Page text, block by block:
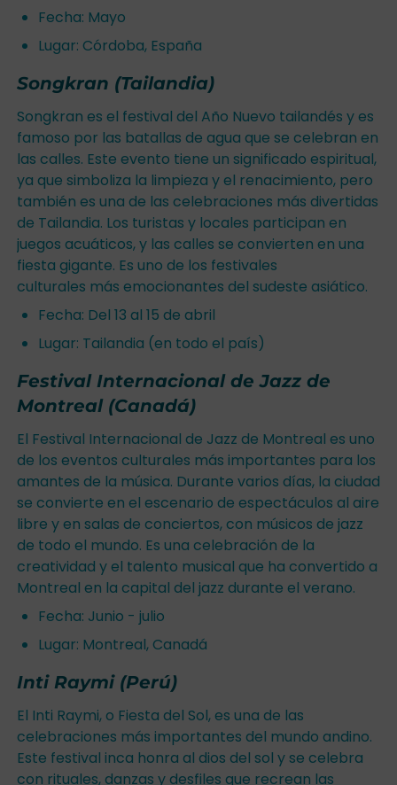
Fecha: Mayo
Lugar: Córdoba, España
Songkran (Tailandia)
Songkran es el festival del Año Nuevo tailandés y es
famoso por las batallas de agua que se celebran en
las calles. Este evento tiene un significado espiritual,
ya que simboliza la limpieza y el renacimiento, pero
también es una de las celebraciones más divertidas
de Tailandia. Los turistas y locales participan en
juegos acuáticos, y las calles se convierten en una
fiesta gigante. Es uno de los festivales
culturales más emocionantes del sudeste asiático.
Fecha: Del 13 al 15 de abril
Lugar: Tailandia (en todo el país)
Festival Internacional de Jazz de
Montreal (Canadá)
El Festival Internacional de Jazz de Montreal es uno
de los eventos culturales más importantes para los
amantes de la música. Durante varios días, la ciudad
se convierte en el escenario de espectáculos al aire
libre y en salas de conciertos, con músicos de jazz
de todo el mundo. Es una celebración de la
creatividad y el talento musical que ha convertido a
Montreal en la capital del jazz durante el verano.
Fecha: Junio - julio
Lugar: Montreal, Canadá
Inti Raymi (Perú)
El Inti Raymi, o Fiesta del Sol, es una de las
celebraciones más importantes del mundo andino.
Este festival inca honra al dios del sol y se celebra
con rituales, danzas y desfiles que recrean las